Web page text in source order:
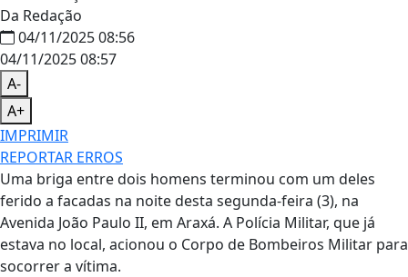
Da Redação
04/11/2025 08:56
04/11/2025 08:57
A-
A+
IMPRIMIR
REPORTAR ERROS
Uma briga entre dois homens terminou com um deles
ferido a facadas na noite desta segunda-feira (3), na
Avenida João Paulo II, em Araxá. A Polícia Militar, que já
estava no local, acionou o Corpo de Bombeiros Militar para
socorrer a vítima.